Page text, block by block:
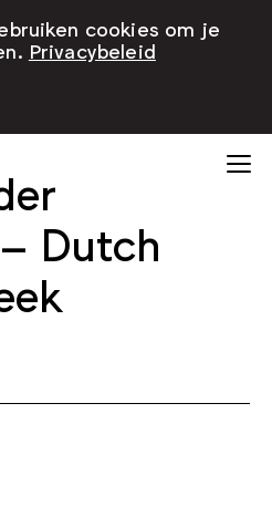
Dutch
cookies om je
Privacybeleid